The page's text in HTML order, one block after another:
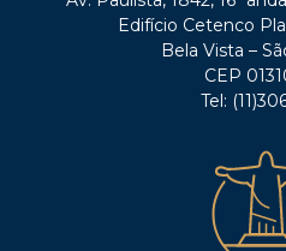
Edifício Cetenco
Bela Vista –
CEP
Tel: